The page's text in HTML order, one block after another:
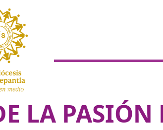
LA PASIÓN